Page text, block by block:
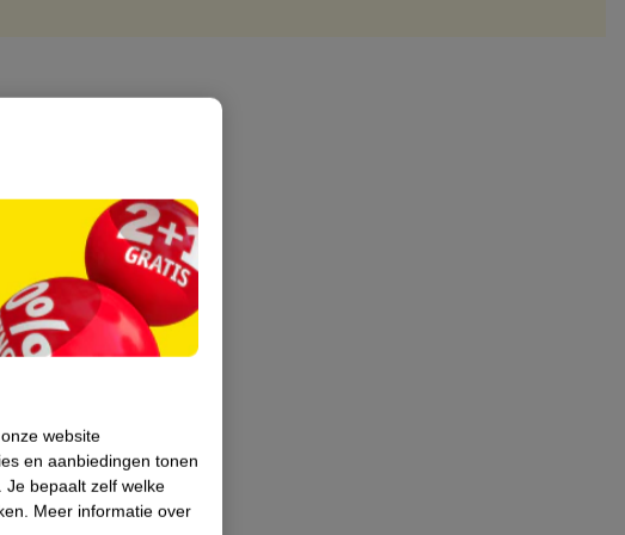
website
en aanbiedingen tonen
Je bepaalt zelf welke
Meer informatie over